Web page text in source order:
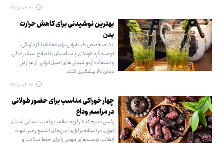
۱۴۰۵.۰۴.۲۰
بهترین نوشیدنی برای کاهش حرارت
بدن
یک متخصص طب ایرانی برای مقابله با گرمازدگی،
توصیه کرد کودکان و سالمندان با اصلاح سبک زندگی
و استفاده از نوشیدنی‌های اصیل ایرانی، از عوارض
دمای بالا پیشگیری کنند.
۱۴۰۵.۰۴.۱۷
چهار خوراکی مناسب برای حضور طولانی
در مراسم وداع
رئیس دبیرخانه کارگروه سلامت و امنیت غذایی استان
تهران، در آستانه برگزاری آیین‌های تشییع رهبر شهید
انقلاب، توصیه‌های مهمی را برای حفظ سلامت و